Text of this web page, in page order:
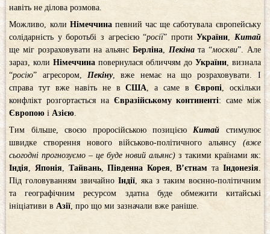
навіть не ділова розмова.
Можливо, коли Німеччинапевний час ще саботувала європейську
солідарність у боротьбі з агресією “росії” протиУкраїни
Китай
ще міг розраховувати на альянс Берліна, Пекіната “москви”. Але
зараз, колиНімеччина повернулася обличчям до України, визнала
“росію” агресором, Пекіну, вже немає на що розраховувати. І
справа тут вже навіть не вСША , а саме в Європі , оскільки
конфлікт розгортається на Євразійському континенті: саме між
Європою і Азією
Тим більше, своєю проросійською позицією Китай стимулює
швидке створення нового військово-політичного альянсу (вже
сьогодні прогнозуємо – це буде новий альянс)з такими країнами як:
Індія
Японія Тайвань,Південна Корея,В’єтнам та Індонезія.
Під головуванням звичайноІндії , яка з таким воєнно-політичним
та географічним ресурсом здатна буде обмежити китайські
ініціативи в Азії , про що ми зазначали вже раніше.